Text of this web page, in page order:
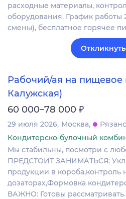
расходные материалы,
оборудования. График
смены), бесплатное горячее
Рабочий/ая на пищевое
Калужская)
60 000–78 000 ₽
29 июля 2026 Москва
Кондитерско-булочный
Мы стабильны, посмотри с
ПРЕДСТОИТ ЗАНИМАТЬСЯ:
продукции в короба,контроль
дозаторах,Формовка
ВАЖНО: Готовы